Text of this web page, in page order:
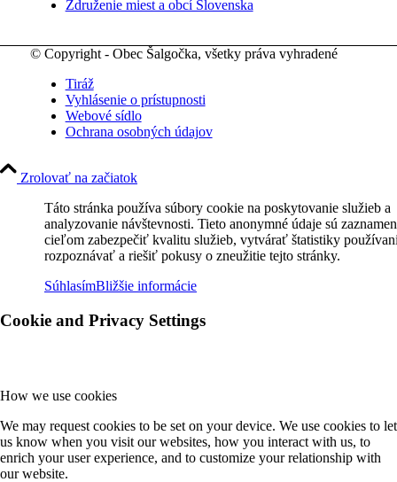
Združenie miest a obcí Slovenska
© Copyright - Obec Šalgočka, všetky práva vyhradené
Tiráž
Vyhlásenie o prístupnosti
Webové sídlo
Ochrana osobných údajov
Zrolovať na začiatok
Táto stránka používa súbory cookie na poskytovanie služieb a
analyzovanie návštevnosti. Tieto anonymné údaje sú
cieľom zabezpečiť kvalitu služieb, vytvárať štatistiky
rozpoznávať a riešiť pokusy o zneužitie tejto stránky.
SúhlasímBližšie informácie
Cookie and Privacy Settings
How we use cookies
We may request cookies to be set on your device. We use cookies to let
us know when you visit our websites, how you interact with us, to
enrich your user experience, and to customize your relationship with
our website.